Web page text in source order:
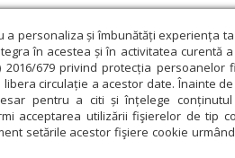
personaliza și îmbunătăți experiența
în acestea și în activitatea curentă
679 privind protecția persoanelor
circulație a acestor date. Înainte
pentru a citi și înțelege conținutul
acceptarea utilizării fişierelor de tip
setările acestor fişiere cookie